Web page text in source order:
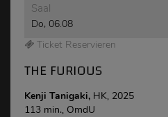
Saal
Do, 06.08
Ticket Reservieren
THE FURIOUS
Kenji Tanigaki, HK, 2025
113 min., OmdU